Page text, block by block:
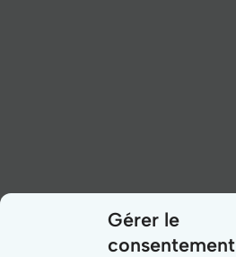
Gérer le
consentement